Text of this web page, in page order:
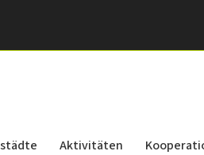
Aktivitäten